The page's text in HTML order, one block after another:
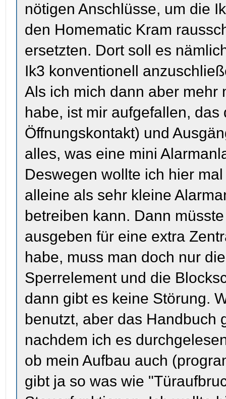
nötigen Anschlüsse, um die
den Homematic Kram
ersetzten. Dort soll es
Ik3 konventionell
Als ich mich dann aber mehr
habe, ist mir aufgefallen,
Öffnungskontakt) und
alles, was eine mini
Deswegen wollte ich hier
alleine als sehr kleine
betreiben kann. Dann
ausgeben für eine extra
habe, muss man doch nur
Sperrelement und die
dann gibt es keine Störung.
benutzt, aber das Handbuch
nachdem ich es
ob mein Aufbau auch
gibt ja so was wie